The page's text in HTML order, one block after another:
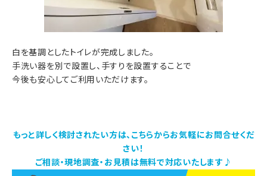
白を基調としたトイレが完成しました。
手洗い器を別で設置し、手すりを設置することで
今後も安心してご利用いただけます。
もっと詳しく検討されたい方は、こちらからお気軽にお問合せくだ
さい！
ご相談・現地調査・お見積は無料で対応いたします♪